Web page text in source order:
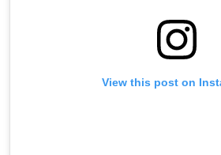
View this post on